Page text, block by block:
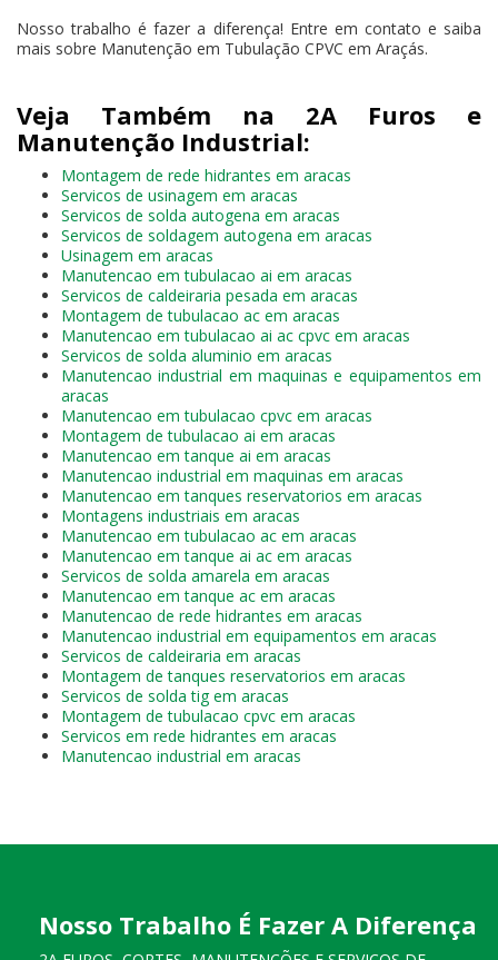
Nosso trabalho é fazer a diferença! Entre em contato e saiba
mais sobre Manutenção em Tubulação CPVC em Araçás.
Veja Também na 2A Furos e
Manutenção Industrial:
Montagem de rede hidrantes em aracas
Servicos de usinagem em aracas
Servicos de solda autogena em aracas
Servicos de soldagem autogena em aracas
Usinagem em aracas
Manutencao em tubulacao ai em aracas
Servicos de caldeiraria pesada em aracas
Montagem de tubulacao ac em aracas
Manutencao em tubulacao ai ac cpvc em aracas
Servicos de solda aluminio em aracas
Manutencao industrial em maquinas e equipamentos em
aracas
Manutencao em tubulacao cpvc em aracas
Montagem de tubulacao ai em aracas
Manutencao em tanque ai em aracas
Manutencao industrial em maquinas em aracas
Manutencao em tanques reservatorios em aracas
Montagens industriais em aracas
Manutencao em tubulacao ac em aracas
Manutencao em tanque ai ac em aracas
Servicos de solda amarela em aracas
Manutencao em tanque ac em aracas
Manutencao de rede hidrantes em aracas
Manutencao industrial em equipamentos em aracas
Servicos de caldeiraria em aracas
Montagem de tanques reservatorios em aracas
Servicos de solda tig em aracas
Montagem de tubulacao cpvc em aracas
Servicos em rede hidrantes em aracas
Manutencao industrial em aracas
Nosso Trabalho É Fazer A Diferença